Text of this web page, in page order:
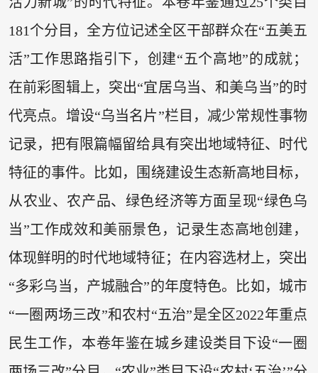
181个分目，全方位记述全区干部群众在“五美五
活”工作思路指引下，创建“五个高地”的成就；
在前彩图辑上，突出“宜居乌当、和美乌当”的时
代亮点。增设“乌当名片”栏目，减少常规性事物
记录，把有限篇幅留给具有突出地域特征、时代
特征的事件。比如，围绕建设生态新高地目标，
从农业、农产品、绿色经济等方面呈现“绿色乌
当”工作成效和美丽景色，记录生态高地创建，
体现鲜明的时代地域特征；在内容选材上，突出
“多彩乌当，产城融合”的年度特色。比如，城市
“一圈两场三改”和农村“五治”是全区2022年重点
民生工作，本卷年鉴在城乡建设类目下设“一圈